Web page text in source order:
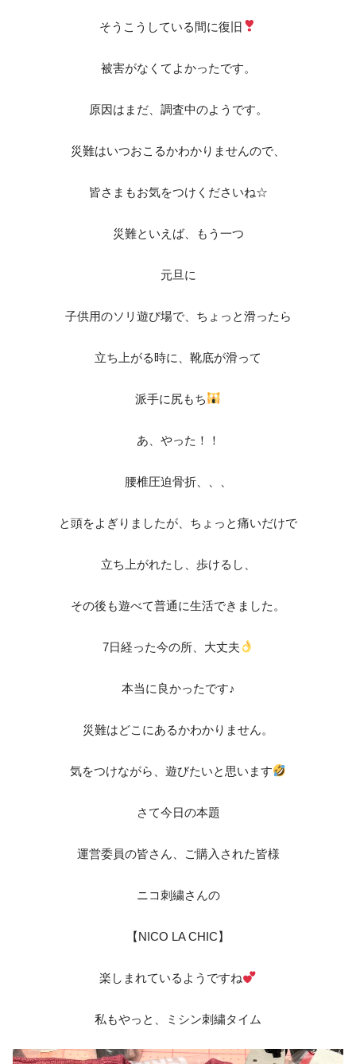
そうこうしている間に復旧
被害がなくてよかったです。
原因はまだ、調査中のようです。
災難はいつおこるかわかりませんので、
皆さまもお気をつけくださいね☆
災難といえば、もう一つ
元旦に
子供用のソリ遊び場で、ちょっと滑ったら
立ち上がる時に、靴底が滑って
派手に尻もち
あ、やった！！
腰椎圧迫骨折、、、
と頭をよぎりましたが、ちょっと痛いだけで
立ち上がれたし、歩けるし、
その後も遊べて普通に生活できました。
7日経った今の所、大丈夫
本当に良かったです♪
災難はどこにあるかわかりません。
気をつけながら、遊びたいと思います
さて今日の本題
運営委員の皆さん、ご購入された皆様
ニコ刺繍さんの
【NICO LA CHIC】
楽しまれているようですね
私もやっと、ミシン刺繍タイム